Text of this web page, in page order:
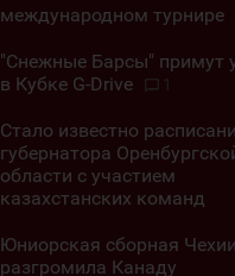
международном турнире
"Снежные Барсы" примут
в Кубке G-Drive
1
Стало известно
губернатора
области с участием
казахстанских команд
Юниорская сборная
разгромила Канаду